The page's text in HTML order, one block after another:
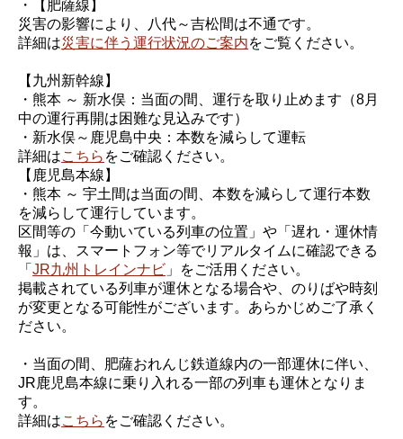
・【肥薩線】
災害の影響により、八代～吉松間は不通です。
詳細は災害に伴う運行状況のご案内をご覧ください。
【九州新幹線】
・熊本 ～ 新水俣：当面の間、運行を取り止めます（8月
中の運行再開は困難な見込みです）
・新水俣～鹿児島中央：本数を減らして運転
詳細はこちら をご確認ください。
【鹿児島本線】
・熊本 ～ 宇土間は当面の間、本数を減らして運行本数
を減らして運行しています。
区間等の「今動いている列車の位置」や「遅れ・運休情
報」は、スマートフォン等でリアルタイムに確認できる
「JR九州トレインナビ 」をご活用ください。
掲載されている列車が運休となる場合や、のりばや時刻
が変更となる可能性がございます。あらかじめご了承く
ださい。
・当面の間、肥薩おれんじ鉄道線内の一部運休に伴い、
JR鹿児島本線に乗り入れる一部の列車も運休となりま
す。
詳細はこちら をご確認ください。